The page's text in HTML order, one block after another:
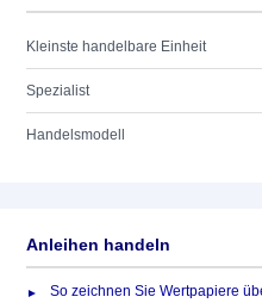
Kleinste handelbare Einheit
Spezialist
Handelsmodell
Anleihen handeln
So zeichnen Sie Wertpapiere